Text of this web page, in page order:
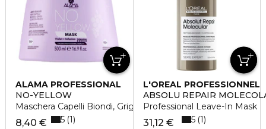
ALAMA PROFESSIONAL
NO-YELLOW
Maschera Capelli Biondi, Grigi o Decolorati
8,40 €
5 1
L'OREAL PROFESSIONNEL
ABSOLU REPAIR
Professional Leave-In Mask
31,12 €
5 1